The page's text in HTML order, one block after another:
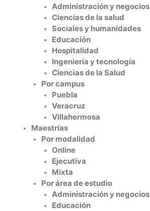
Administración y negocios
Ciencias de la salud
Sociales y humanidades
Educación
Hospitalidad
Ingeniería y tecnología
Ciencias de la Salud
Por campus
Puebla
Veracruz
Villahermosa
Maestrías
Por modalidad
Online
Ejecutiva
Mixta
Por área de estudio
Administración y negocios
Educación